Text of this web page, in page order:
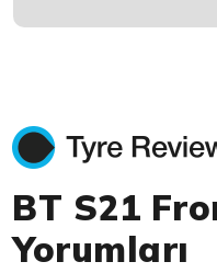
BT S21
Yorumları